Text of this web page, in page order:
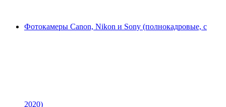
Фотокамеры Canon, Nikon и Sony (полнокадровые, с
2020)